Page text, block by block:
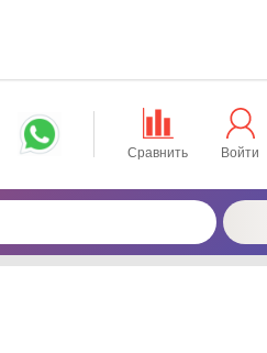
Сравнить Войти